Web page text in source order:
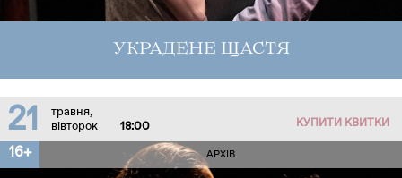
УКРАДЕНЕ ЩАСТЯ
21
травня,
вівторок
18:00 КУПИТИ КВИТКИ
16+ АРХІВ